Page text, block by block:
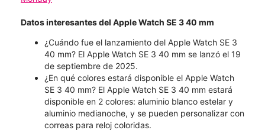
Datos interesantes del Apple Watch SE 3 40 mm
¿Cuándo fue el lanzamiento del Apple Watch SE 3
40 mm? El Apple Watch SE 3 40 mm se lanzó el 19
de septiembre de 2025.
¿En qué colores estará disponible el Apple Watch
SE 3 40 mm? El Apple Watch SE 3 40 mm estará
disponible en 2 colores: aluminio blanco estelar y
aluminio medianoche, y se pueden personalizar con
correas para reloj coloridas.